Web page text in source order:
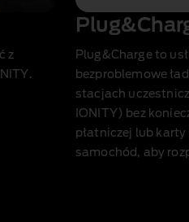
z
Plug&Chargeto
bezproblemowe
stacjach
IONITY) bez
płatniczej lub karty
samochód, aby